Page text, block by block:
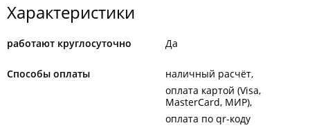
Характеристики
работают круглосуточно Да
Способы оплаты
наличный расчёт
оплата картой (Visa,
MasterCard, МИР)
оплата по qr-коду